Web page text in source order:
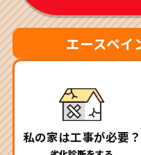
エースペイ
私の家は工事が必要？